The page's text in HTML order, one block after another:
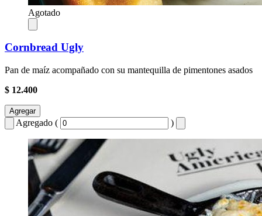
Agotado
Cornbread Ugly
Pan de maíz acompañado con su mantequilla de pimentones asados
$ 12.400
Agregar
Agregado ( )